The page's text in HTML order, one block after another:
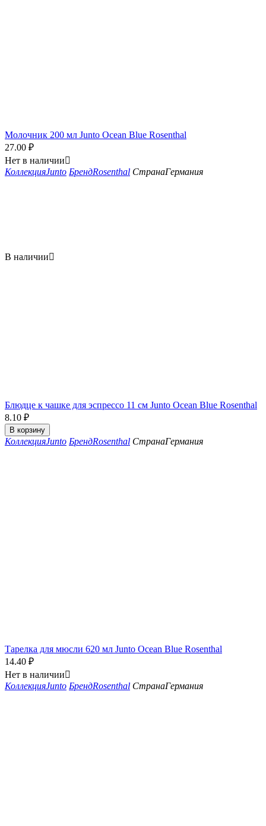
Молочник 200 мл Junto Ocean Blue Rosenthal
27.00 ₽
Нет в наличии
КоллекцияJunto БрендRosenthal СтранаГермания
В наличии
Блюдце к чашке для эспрессо 11 см Junto Ocean Blue Rosenthal
8.10 ₽
В корзину
КоллекцияJunto БрендRosenthal СтранаГермания
Тарелка для мюсли 620 мл Junto Ocean Blue Rosenthal
14.40 ₽
Нет в наличии
КоллекцияJunto БрендRosenthal СтранаГермания